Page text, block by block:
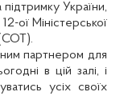
України,
ої Міністерської
(СОТ).
партнером для
в цій залі, і
усіх своїх